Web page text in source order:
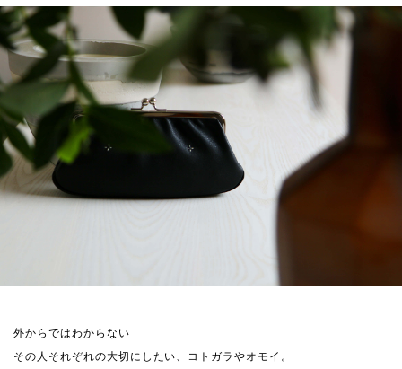
外からではわからない
その人それぞれの大切にしたい、コトガラやオモイ。